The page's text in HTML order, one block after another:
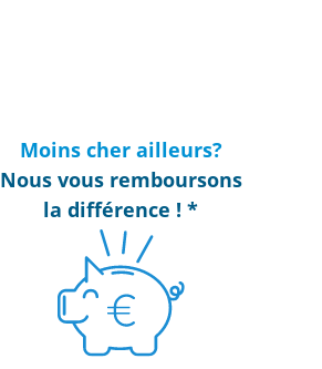
Moins cher ailleurs?
Nous vous remboursons
la différence ! *